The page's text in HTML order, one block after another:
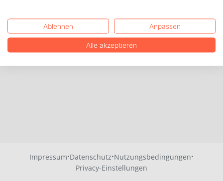
Impressum·Datenschutz·Nutzungsbedingungen·
Privacy-Einstellungen
Ablehnen Anpassen
Alle akzeptieren